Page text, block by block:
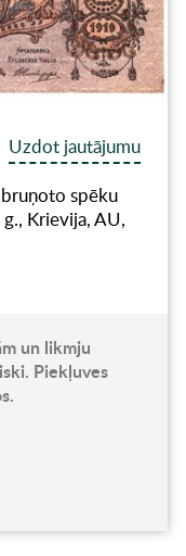
Uzdot jautājumu
spēku
Krievija, AU,
un likmju
Piekļuves